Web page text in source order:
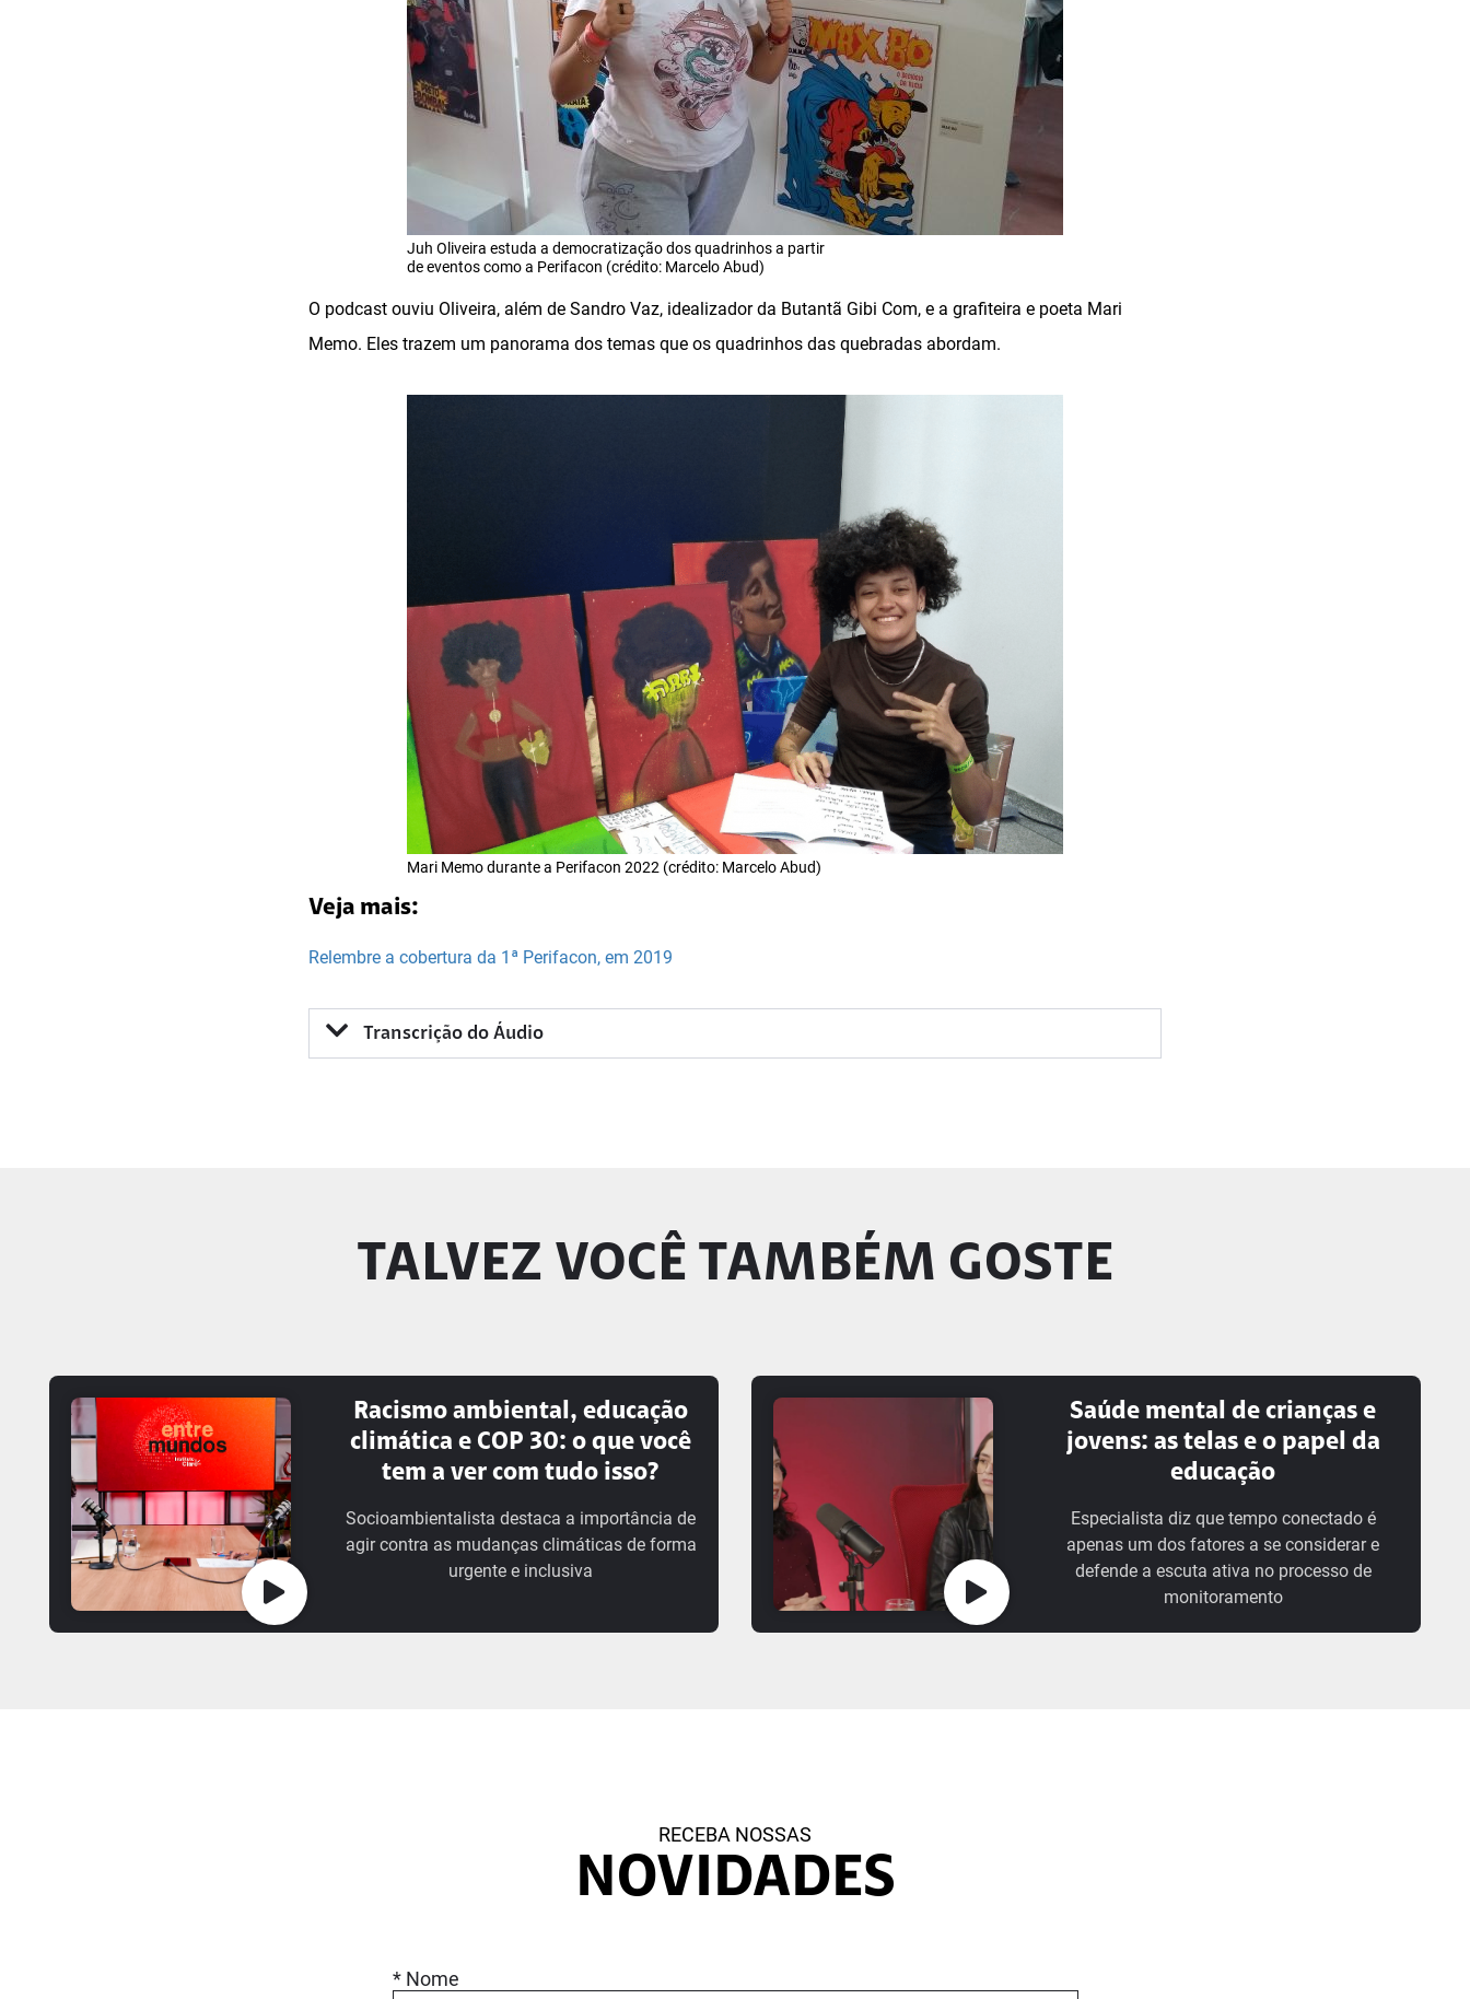
Juh Oliveira estuda a democratização dos quadrinhos a partir
de eventos como a Perifacon (crédito: Marcelo Abud)
O podcast ouviu Oliveira, além de Sandro Vaz, idealizador da Butantã Gibi Com, e a grafiteira e poeta Mari
Memo. Eles trazem um panorama dos temas que os quadrinhos das quebradas abordam.
Mari Memo durante a Perifacon 2022 (crédito: Marcelo Abud)
Veja mais:
Relembre a cobertura da 1ª Perifacon, em 2019
Transcrição do Áudio
TALVEZ VOCÊ TAMBÉM GOSTE
Racismo ambiental, educação
climática e COP 30: o que você
tem a ver com tudo isso?
Socioambientalista destaca a importância de
agir contra as mudanças climáticas de forma
urgente e inclusiva
Saúde mental de crianças e
jovens: as telas e o papel da
educação
Especialista diz que tempo conectado é
apenas um dos fatores a se considerar e
defende a escuta ativa no processo de
monitoramento
RECEBA NOSSAS
NOVIDADES
* Nome